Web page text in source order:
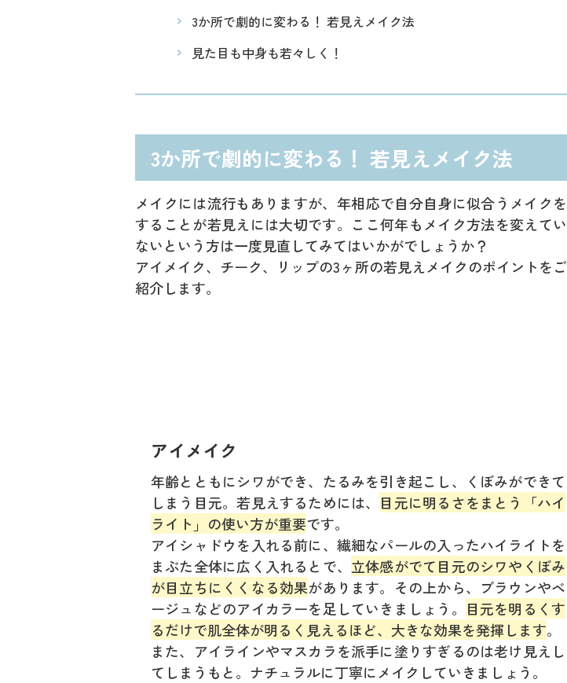
3か所で劇的に変わる！ 若見えメイク法
見た目も中身も若々しく！
3か所で劇的に変わる！ 若見えメイク法
メイクには流行もありますが、年相応で自分自身に似合うメイクを
することが若見えには大切です。ここ何年もメイク方法を変えてい
ないという方は一度見直してみてはいかがでしょうか？
アイメイク、チーク、リップの3ヶ所の若見えメイクのポイントをご
紹介します。
アイメイク
年齢とともにシワができ、たるみを引き起こし、くぼみができて
しまう目元。若見えするためには、 目元に明るさをまとう「ハイ
ライト」の使い方が重要です。
アイシャドウを入れる前に、繊細なパールの入ったハイライトを
まぶた全体に広く入れるとで、 立体感がでて目元のシワやくぼみ
が目立ちにくくなる効果があります。その上から、ブラウンやベ
ージュなどのアイカラーを足していきましょう。 目元を明るくす
るだけで肌全体が明るく見えるほど、大きな効果を発揮します。
また、アイラインやマスカラを派手に塗りすぎるのは老け見えし
てしまうもと。ナチュラルに丁寧にメイクしていきましょう。